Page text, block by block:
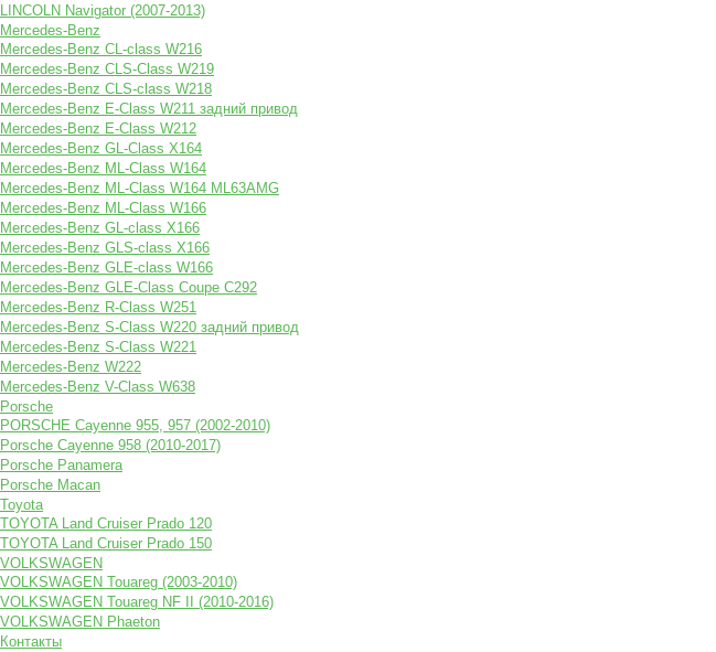
LINCOLN Navigator (2007-2013)
Mercedes-Benz
Mercedes-Benz CL-class W216
Mercedes-Benz CLS-Class W219
Mercedes-Benz CLS-class W218
Mercedes-Benz E-Class W211 задний привод
Mercedes-Benz E-Class W212
Mercedes-Benz GL-Class X164
Mercedes-Benz ML-Class W164
Mercedes-Benz ML-Class W164 ML63AMG
Mercedes-Benz ML-Class W166
Mercedes-Benz GL-class X166
Mercedes-Benz GLS-class X166
Mercedes-Benz GLE-class W166
Mercedes-Benz GLE-Class Coupe С292
Mercedes-Benz R-Class W251
Mercedes-Benz S-Class W220 задний привод
Mercedes-Benz S-Class W221
Mercedes-Benz W222
Mercedes-Benz V-Class W638
Porsche
PORSCHE Cayenne 955, 957 (2002-2010)
Porsche Cayenne 958 (2010-2017)
Porsche Panamera
Porsche Macan
Toyota
TOYOTA Land Cruiser Prado 120
TOYOTA Land Cruiser Prado 150
VOLKSWAGEN
VOLKSWAGEN Touareg (2003-2010)
VOLKSWAGEN Touareg NF II (2010-2016)
VOLKSWAGEN Phaeton
Контакты